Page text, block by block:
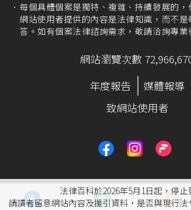
每個具體個案是獨特、複雜、持續發展的
網站使用者提供的內容是法律知識，而不
答。如有個案法律諮詢需求，敬請洽詢專業
網站瀏覽次數
年度報告
媒體報導
致網站使用者
法律百科於2026年5月1日起，停止
請讀者留意網站內容及援引資料，是否與現行法